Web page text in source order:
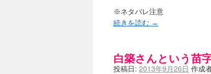
※ネタバレ注意
続きを読む →
白築さんという苗
投稿日: 2013年9月26日 作成